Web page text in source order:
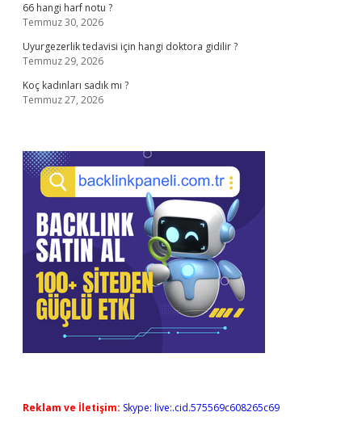
66 hangi harf notu ?
Temmuz 30, 2026
Uyurgezerlik tedavisi için hangi doktora gidilir ?
Temmuz 29, 2026
Koç kadınları sadık mı ?
Temmuz 27, 2026
Reklam ve İletişim: Skype: live:.cid.575569c608265c69